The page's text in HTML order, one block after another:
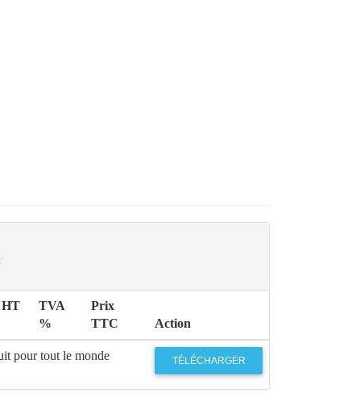
TVA
%
Prix
TTC
Action
pour tout le monde TÉLÉCHARGER